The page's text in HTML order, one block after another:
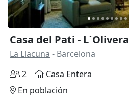
Casa del Pati - L´Olivera
La Llacuna - Barcelona
2
Casa Entera
En población